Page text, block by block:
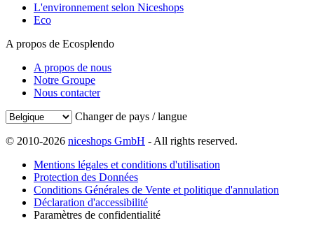
L'environnement selon Niceshops
Eco
A propos de Ecosplendo
A propos de nous
Notre Groupe
Nous contacter
Changer de pays / langue
© 2010-2026 niceshops GmbH - All rights reserved.
Mentions légales et conditions d'utilisation
Protection des Données
Conditions Générales de Vente et politique d'annulation
Déclaration d'accessibilité
Paramètres de confidentialité